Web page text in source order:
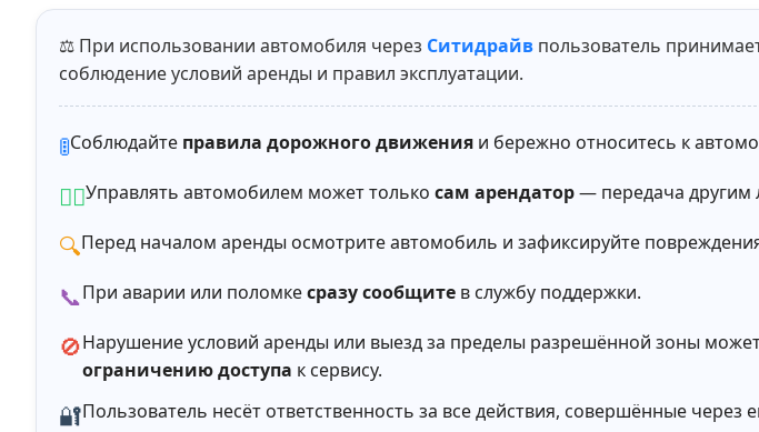
⚖️ При использовании автомобиля через Ситидрайв пользователь
соблюдение условий аренды и правил эксплуатации.
🚦Соблюдайте правила дорожного движения и бережно относитесь к
🙋‍♂️Управлять автомобилем может только сам арендатор— передача
🔍Перед началом аренды осмотрите автомобиль и зафиксируйте
📞При аварии или поломкесразу сообщите в службу поддержки.
🚫Нарушение условий аренды или выезд за пределы разрешённой зоны
ограничению доступа к сервису.
🔐Пользователь несёт ответственность за все действия, совершённые через